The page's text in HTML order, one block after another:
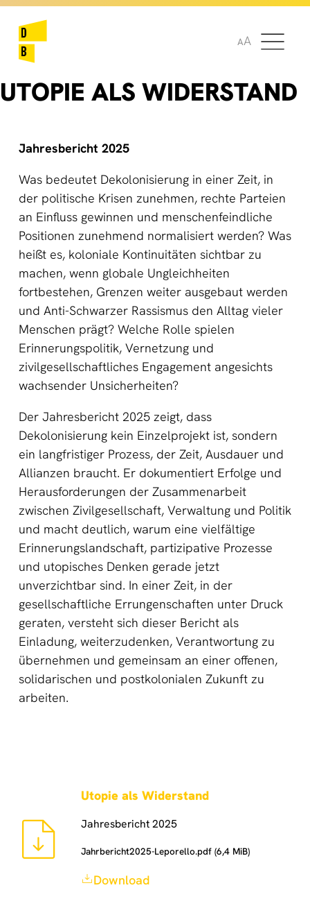
AA
UTOPIE ALS WIDERSTAND
Jahresbericht 2025
Was bedeutet Dekolonisierung in einer Zeit, in
der politische Krisen zunehmen, rechte Parteien
an Einfluss gewinnen und menschenfeindliche
Positionen zunehmend normalisiert werden? Was
heißt es, koloniale Kontinuitäten sichtbar zu
machen, wenn globale Ungleichheiten
fortbestehen, Grenzen weiter ausgebaut werden
und Anti-Schwarzer Rassismus den Alltag vieler
Menschen prägt? Welche Rolle spielen
Erinnerungspolitik, Vernetzung und
zivilgesellschaftliches Engagement angesichts
wachsender Unsicherheiten?
Der Jahresbericht 2025 zeigt, dass
Dekolonisierung kein Einzelprojekt ist, sondern
ein langfristiger Prozess, der Zeit, Ausdauer und
Allianzen braucht. Er dokumentiert Erfolge und
Herausforderungen der Zusammenarbeit
zwischen Zivilgesellschaft, Verwaltung und Politik
und macht deutlich, warum eine vielfältige
Erinnerungslandschaft, partizipative Prozesse
und utopisches Denken gerade jetzt
unverzichtbar sind. In einer Zeit, in der
gesellschaftliche Errungenschaften unter Druck
geraten, versteht sich dieser Bericht als
Einladung, weiterzudenken, Verantwortung zu
übernehmen und gemeinsam an einer offenen,
solidarischen und postkolonialen Zukunft zu
arbeiten.
Utopie als Widerstand
Jahresbericht 2025
Jahrbericht2025-Leporello.pdf (6,4 MiB)
Download